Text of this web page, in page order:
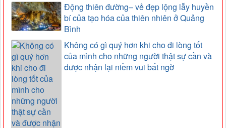
Động thiên đường– vẻ đẹp lộng lẫy huyền
bí của tạo hóa của thiên nhiên ở Quảng
Bình
Không có gì quý hơn khi cho đi lòng tốt
của mình cho những người thật sự cần và
được nhận lại niềm vui bất ngờ